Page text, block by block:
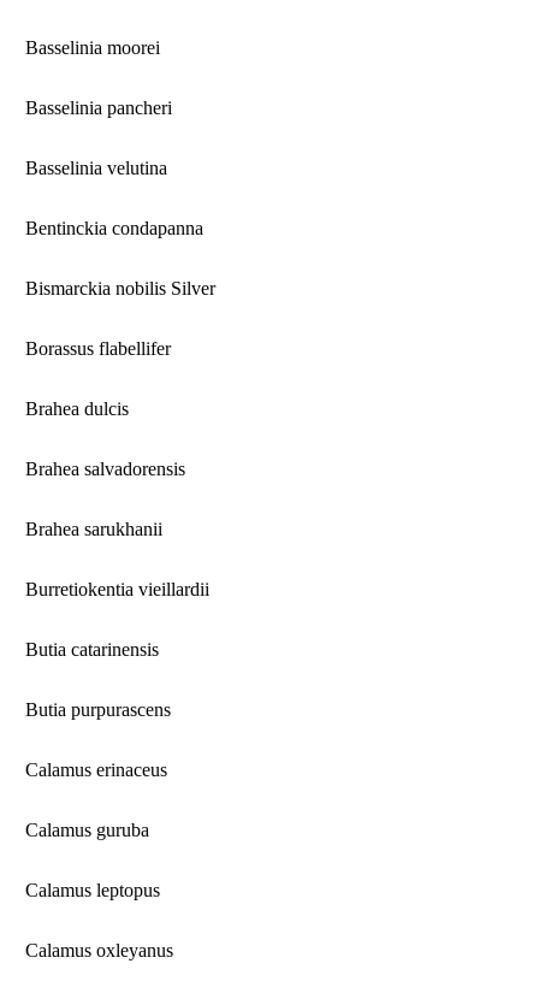
Basselinia moorei
Basselinia pancheri
Basselinia velutina
Bentinckia condapanna
Bismarckia nobilis Silver
Borassus flabellifer
Brahea dulcis
Brahea salvadorensis
Brahea sarukhanii
Burretiokentia vieillardii
Butia catarinensis
Butia purpurascens
Calamus erinaceus
Calamus guruba
Calamus leptopus
Calamus oxleyanus